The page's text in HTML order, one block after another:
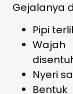
Gejalanya
Pipi
Nyeri